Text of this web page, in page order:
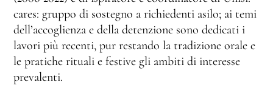
cares: gruppo di sostegno a richiedenti asilo; ai temi
dell’accoglienza e della detenzione sono dedicati i
lavori più recenti, pur restando la tradizione orale e
le pratiche rituali e festive gli ambiti di interesse
prevalenti.